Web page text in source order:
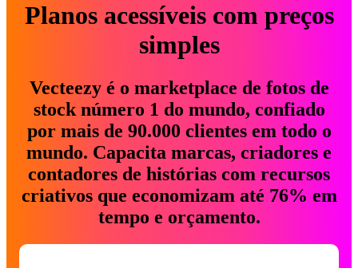
Planos acessíveis com preços
simples
Vecteezy é o marketplace de fotos de
stock número 1 do mundo, confiado
por mais de 90.000 clientes em todo o
mundo. Capacita marcas, criadores e
contadores de histórias com recursos
criativos que economizam até 76% em
tempo e orçamento.